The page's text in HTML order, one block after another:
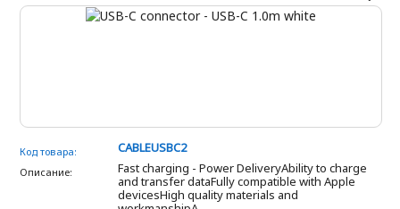
Код товара: CABLEUSBC2
Описание:
Fast charging - Power DeliveryAbility to charge
and transfer dataFully compatible with Apple
devicesHigh quality materials and